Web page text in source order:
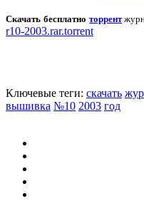
Скачать бесплатноторрент
r10-2003.rar.torrent
Ключевые теги: скачать
вышивка №10 2003 год